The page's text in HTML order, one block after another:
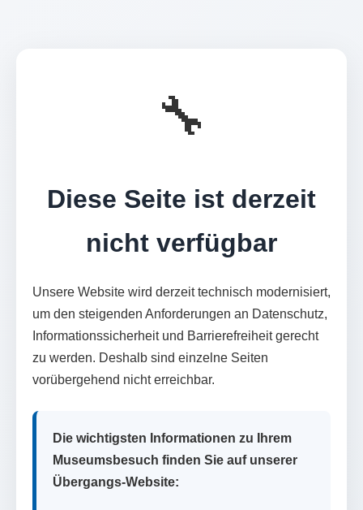
🔧
Diese Seite ist derzeit
nicht verfügbar
Unsere Website wird derzeit technisch modernisiert,
um den steigenden Anforderungen an Datenschutz,
Informationssicherheit und Barrierefreiheit gerecht
zu werden. Deshalb sind einzelne Seiten
vorübergehend nicht erreichbar.
Die wichtigsten Informationen zu Ihrem
Museumsbesuch finden Sie auf unserer
Übergangs-Website: